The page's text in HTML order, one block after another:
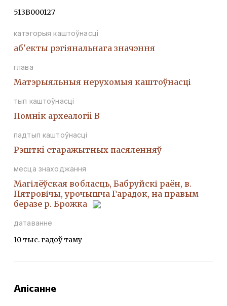
513В000127
катэгорыя каштоўнасці
аб'екты рэгіянальнага значэння
глава
Матэрыяльныя нерухомыя каштоўнасці
тып каштоўнасці
Помнiк археалогii В
падтып каштоўнасці
Рэшткi старажытных пасяленняў
месца знаходжання
Магілёўская вобласць, Бабруйскі раён, в.
Пятровічы, урочышча Гарадок, на правым
беразе р. Брожка
датаванне
10 тыс. гадоў таму
Апісанне